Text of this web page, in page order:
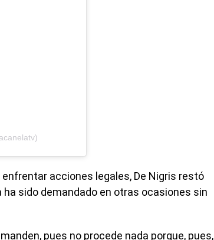
acciones legales, De Nigris restó
sido demandado en otras ocasiones sin
pues no procede nada porque, pues,